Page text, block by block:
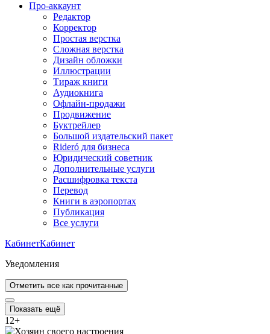
Про-аккаунт
Редактор
Корректор
Простая верстка
Сложная верстка
Дизайн обложки
Иллюстрации
Тираж книги
Аудиокнига
Офлайн-продажи
Продвижение
Буктрейлер
Большой издательский пакет
Rideró для бизнеса
Юридический советник
Дополнительные услуги
Расшифровка текста
Перевод
Книги в аэропортах
Публикация
Все услуги
КабинетКабинет
Уведомления
Отметить все как прочитанные
Показать ещё
12+